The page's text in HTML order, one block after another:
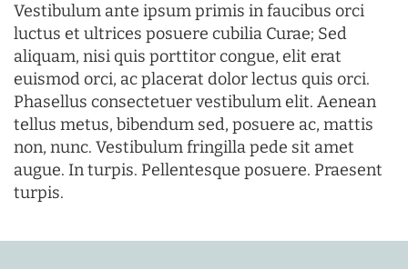
Vestibulum ante ipsum primis in faucibus orci
luctus et ultrices posuere cubilia Curae; Sed
aliquam, nisi quis porttitor congue, elit erat
euismod orci, ac placerat dolor lectus quis orci.
Phasellus consectetuer vestibulum elit. Aenean
tellus metus, bibendum sed, posuere ac, mattis
non, nunc. Vestibulum fringilla pede sit amet
augue. In turpis. Pellentesque posuere. Praesent
turpis.